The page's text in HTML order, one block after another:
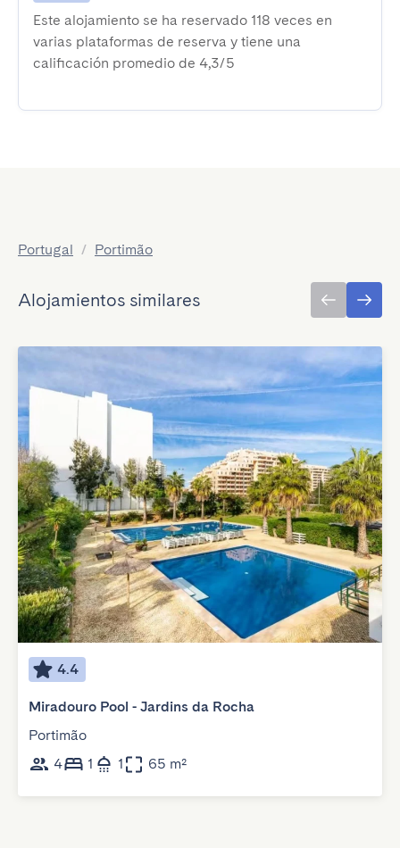
Este alojamiento se ha reservado 118 veces en
varias plataformas de reserva y tiene una
calificación promedio de 4,3/5
Portugal / Portimão
Alojamientos similares
4.4
Miradouro Pool - Jardins da Rocha
Portimão
4
1 1 65 m²